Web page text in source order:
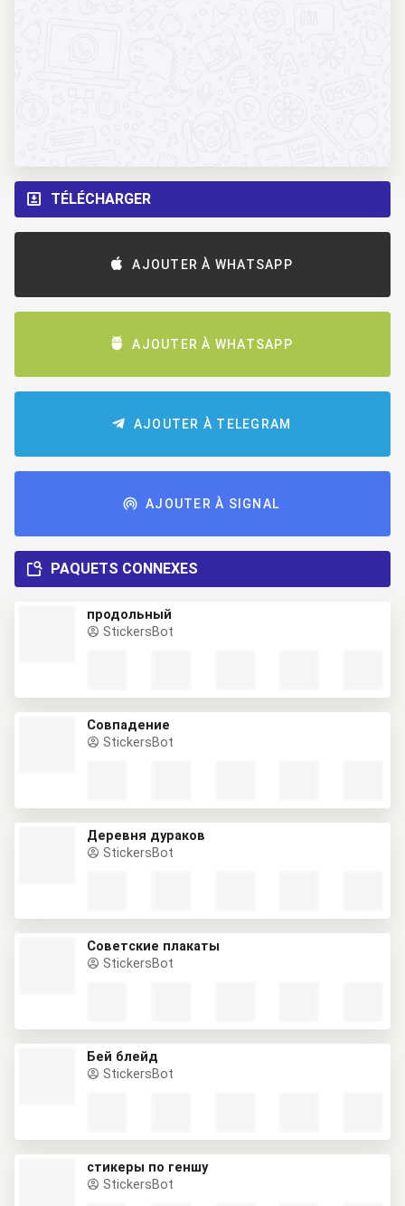
TÉLÉCHARGER
AJOUTER À WHATSAPP
AJOUTER À WHATSAPP
AJOUTER À TELEGRAM
AJOUTER À SIGNAL
PAQUETS CONNEXES
продольный
StickersBot
Совпадение
StickersBot
Деревня дураков
StickersBot
Советские плакаты
StickersBot
Бей блейд
StickersBot
стикеры по геншу
StickersBot